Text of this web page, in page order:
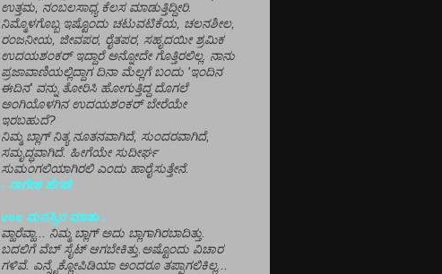
ಉತ್ತಮ, ನಂಬಲಸಾಧ್ಯ ಕೆಲಸ ಮಾಡುತ್ತಿದ್ದೀರಿ.
ನಿಮ್ಮೊಳಗೊಬ್ಬ ಇಷ್ಟೊಂದು ಚಟುವಟಿಕೆಯ, ಚಲನಶೀಲ,
ರಂಜನೀಯ, ಜೀವಪರ, ರೈತಪರ, ಸಹೃದಯೀ ಶ್ರಮಿಕ
ಉದಯಶಂಕರ್ ಇದ್ದಾರೆ ಅನ್ನೋದೇ ಗೊತ್ತಿರಲಿಲ್ಲ. ನಾನು
ಪ್ರಜಾವಾಣಿಯಲ್ಲಿದ್ದಾಗ ದಿನಾ ಮೆಲ್ಲಗೆ ಬಂದು 'ಇಂದಿನ
ಈದಿನ' ವನ್ನು ತೋರಿಸಿ ಹೋಗುತ್ತಿದ್ದ ದೊಗಲೆ
ಅಂಗಿಯೊಳಗಿನ ಉದಯಶಂಕರ್ ಬೇರೆಯೇ
ಇರಬಹುದೆ?
ನಿಮ್ಮ ಬ್ಲಾಗ್ ನಿತ್ಯ ನೂತನವಾಗಿದೆ, ಸುಂದರವಾಗಿದೆ,
ಸಮೃದ್ಧವಾಗಿದೆ. ಹೀಗೆಯೇ ಸುದೀರ್ಘ
ಸುಮಂಗಲಿಯಾಗಿರಲಿ ಎಂದು ಹಾರೈಸುತ್ತೇನೆ.
- ನಾಗೇಶ ಹೆಗಡೆ
vee ಮನಸ್ಸಿನ ಮಾತು .
ವ್ಹಾರೆವ್ಹಾ... ನಿಮ್ಮ ಬ್ಲಾಗ್ ಅದು ಬ್ಲಾಗಾಗಿರಬಾದಿತ್ತು.
ಬದಲಿಗೆ ವೆಬ್ ಸೈಟ್ ಆಗಬೇಕಿತ್ತು.ಅಷ್ಟೊಂದು ವಿಚಾರ
ಗಳಿವೆ. ಎನ್ಸೈಕ್ಲೋಪಿಡಿಯಾ ಅಂದರೂ ತಪ್ಪಾಗಲಿಕಿಲ್ಲ...